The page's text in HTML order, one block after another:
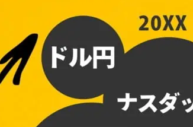
する？
していると・・抵抗帯は
投資戦略8 – それで、結局ト
ドをする？投資をする？
投資戦略5 – リスクヘッジと
ク管理手法
いる
無理は禁物！勝負は日本